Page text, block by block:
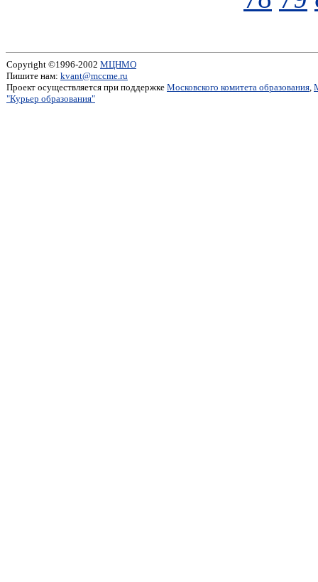
Copyright ©1996-2002 МЦНМО
Пишите нам: kvant@mccme.ru
Проект осуществляется при поддержке Московского комитета образования,
"Курьер образования"